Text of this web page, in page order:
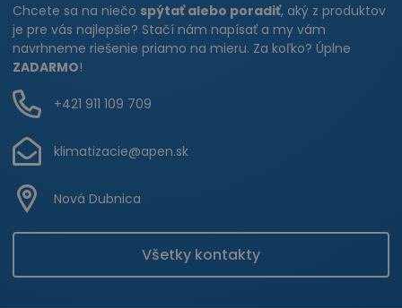
Chcete sa na niečo spýtať alebo poradiť, aký z produktov
je pre vás najlepšie? Stačí nám napísať a my vám
navrhneme riešenie priamo na mieru. Za koľko? Úplne
ZADARMO!
+421 911 109 709
klimatizacie@apen.sk
Nová Dubnica
Všetky kontakty